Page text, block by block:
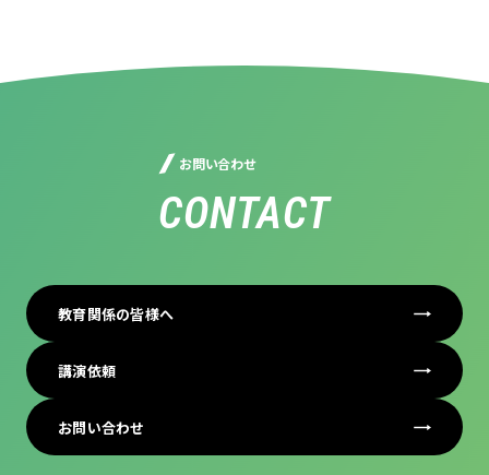
お問い合わせ
CONTACT
教育関係の皆様へ
講演依頼
お問い合わせ